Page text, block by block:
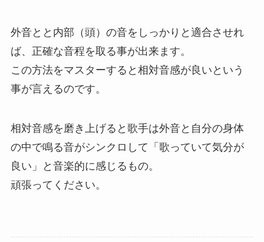
外音とと内部（頭）の音をしっかりと適合させれ
ば、正確な音程を取る事が出来ます。
この方法をマスターすると相対音感が良いという
事が言えるのです。
相対音感を磨き上げると歌手は外音と自分の身体
の中で鳴る音がシンクロして「歌っていて気分が
良い」と音楽的に感じるもの。
頑張ってください。